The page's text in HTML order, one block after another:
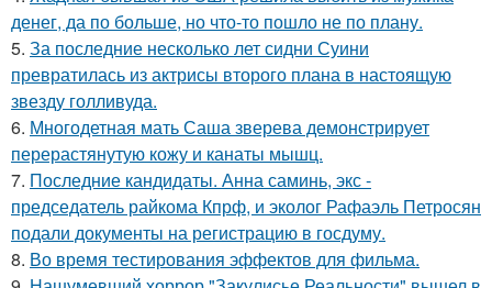
денег, да по больше, но что-то пошло не по плану.
5. За последние несколько лет сидни Суини
превратилась из актрисы второго плана в настоящую
звезду голливуда.
6. Многодетная мать Саша зверева демонстрирует
перерастянутую кожу и канаты мышц.
7. Последние кандидаты. Анна саминь, экс -
председатель райкома Кпрф, и эколог Рафаэль Петросян
подали документы на регистрацию в госдуму.
8. Во время тестирования эффектов для фильма.